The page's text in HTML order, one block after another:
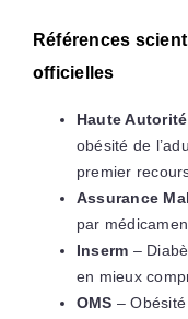
Références
officielles
Haute
obésité de
premier
Assurance
par
Inserm –
en mieux
OMS –